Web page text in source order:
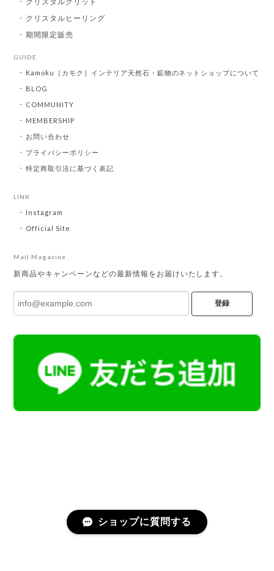
クリスタルヒーリング
期間限定販売
GUIDE
Kamoku［カモク］インテリア天然石・鉱物のネットショップについて
BLOG
COMMUNITY
MEMBERSHIP
お問い合わせ
プライバシーポリシー
特定商取引法に基づく表記
LINK
Instagram
Official Site
Mail Magazine
新商品やキャンペーンなどの最新情報をお届けいたします。
登録
ショップに質問する